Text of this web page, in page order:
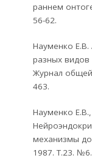
раннем
56-62.
Науменко Е.В.
разных
Журнал
463.
Науменко
механизмы
1987. Т.23.